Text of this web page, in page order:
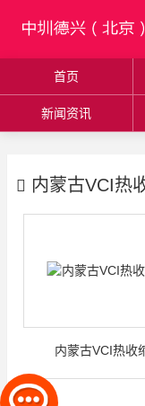
首页
新闻资讯
内蒙古VCI热
内蒙古VCI热收